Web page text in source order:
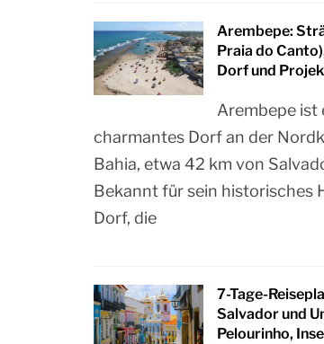
Arembepe:
Praia do
Dorf und
Arembepe ist
charmantes Dorf an der
Bahia, etwa 42 km von
Bekannt für sein historisches
Dorf, die
7-Tage-
Salvador und
Pelourinho,